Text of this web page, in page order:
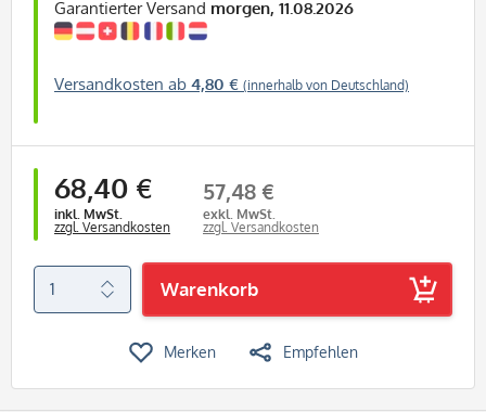
Garantierter Versand morgen, 11.08.2026
Versandkosten ab 4,80 € (innerhalb von Deutschland)
68,40 €
inkl. MwSt.
zzgl. Versandkosten
57,48 €
exkl. MwSt.
zzgl. Versandkosten
Warenkorb
Merken Empfehlen